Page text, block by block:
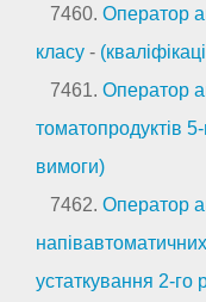
7460. Оператор
класу -
7461. Оператор
томатопродуктів
вимоги)
7462. Оператор
устаткування 2-го